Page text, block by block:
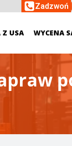
Zadzwoń
Z USA WYCENA